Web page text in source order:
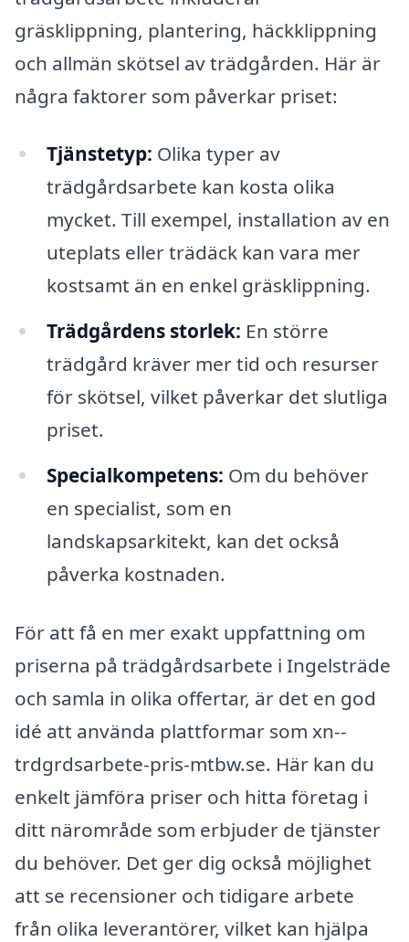
gräsklippning, plantering, häckklippning
och allmän skötsel av trädgården. Här är
några faktorer som påverkar priset:
Tjänstetyp: Olika typer av
trädgårdsarbete kan kosta olika
mycket. Till exempel, installation av en
uteplats eller trädäck kan vara mer
kostsamt än en enkel gräsklippning.
Trädgårdens storlek: En större
trädgård kräver mer tid och resurser
för skötsel, vilket påverkar det slutliga
priset.
Specialkompetens: Om du behöver
en specialist, som en
landskapsarkitekt, kan det också
påverka kostnaden.
För att få en mer exakt uppfattning om
priserna på trädgårdsarbete i Ingelsträde
och samla in olika offertar, är det en god
idé att använda plattformar som xn--
trdgrdsarbete-pris-mtbw.se. Här kan du
enkelt jämföra priser och hitta företag i
ditt närområde som erbjuder de tjänster
du behöver. Det ger dig också möjlighet
att se recensioner och tidigare arbete
från olika leverantörer, vilket kan hjälpa